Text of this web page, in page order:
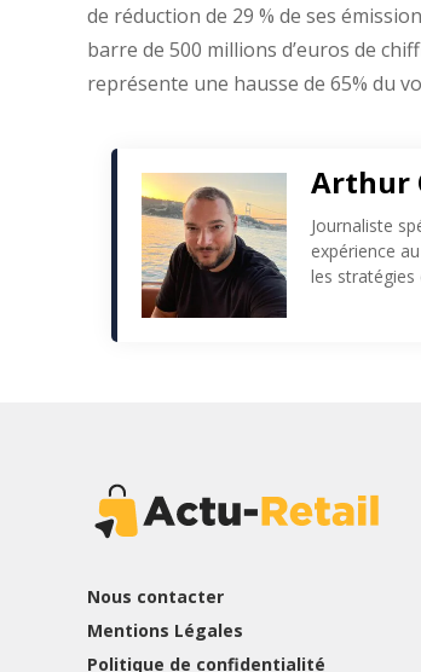
de réduction de 29 % de ses
barre de 500 millions d’euros de
représente une hausse de 65% du
Arthur
Journaliste
expérience
les stratégies
Nous contacter
Mentions Légales
Politique de confidentialité